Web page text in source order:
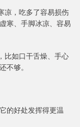
凉，吃多了容易损伤
寒、手脚冰凉、容易
比如口干舌燥、手心
不够。
的好处发挥得更温